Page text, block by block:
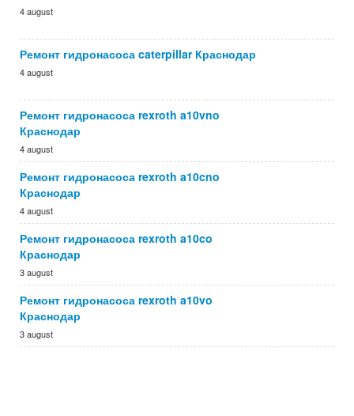
4 august
Ремонт гидронасоса caterpillar Краснодар
4 august
Ремонт гидронасоса rexroth a10vno
Краснодар
4 august
Ремонт гидронасоса rexroth a10cno
Краснодар
4 august
Ремонт гидронасоса rexroth a10co
Краснодар
3 august
Ремонт гидронасоса rexroth a10vo
Краснодар
3 august